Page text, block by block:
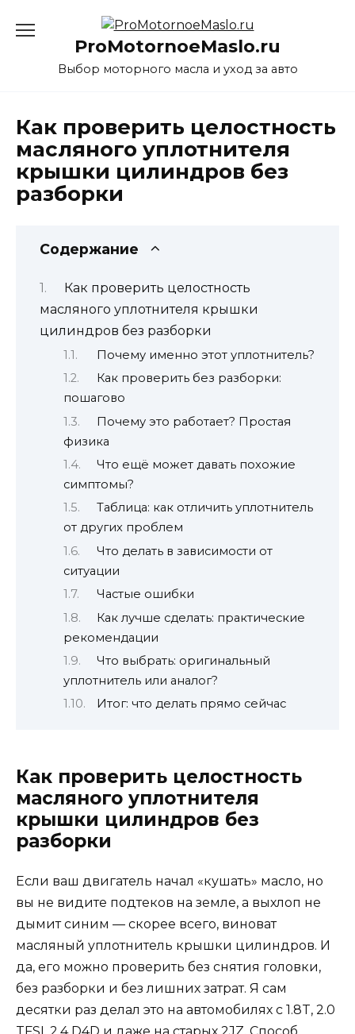
содержаниюProMotornoeMaslo.ru
Выбор моторного масла и уход за авто
Как проверить целостность
масляного уплотнителя
крышки цилиндров без
разборки
Содержание
Как проверить целостность
масляного уплотнителя крышки
цилиндров без разборки
Почему именно этот уплотнитель?
Как проверить без разборки:
пошагово
Почему это работает? Простая
физика
Что ещё может давать похожие
симптомы?
Таблица: как отличить уплотнитель
от других проблем
Что делать в зависимости от
ситуации
Частые ошибки
Как лучше сделать: практические
рекомендации
Что выбрать: оригинальный
уплотнитель или аналог?
Итог: что делать прямо сейчас
Как проверить целостность
масляного уплотнителя
крышки цилиндров без
разборки
Если ваш двигатель начал «кушать» масло, но
вы не видите подтеков на земле, а выхлоп не
дымит синим — скорее всего, виноват
масляный уплотнитель крышки цилиндров. И
да, его можно проверить без снятия головки,
без разборки и без лишних затрат. Я сам
десятки раз делал это на автомобилях с 1.8T, 2.0